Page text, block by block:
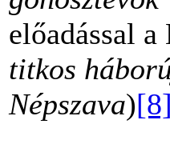
előadással a
titkos
Népszava)[8]